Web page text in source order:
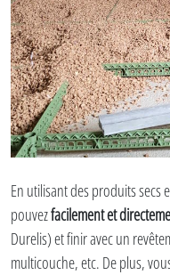
En utilisant des produits secs
pouvezfacilement et
Durelis) et finir avec un
multicouche, etc. De plus,